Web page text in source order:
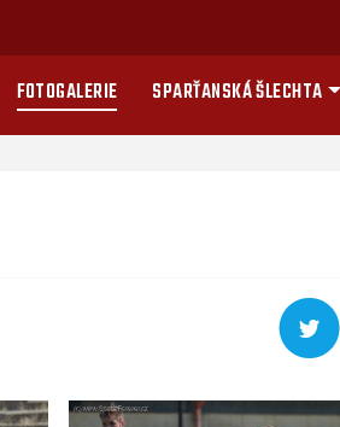
FOTOGALERIE SPARŤANSKÁ ŠLECHTA